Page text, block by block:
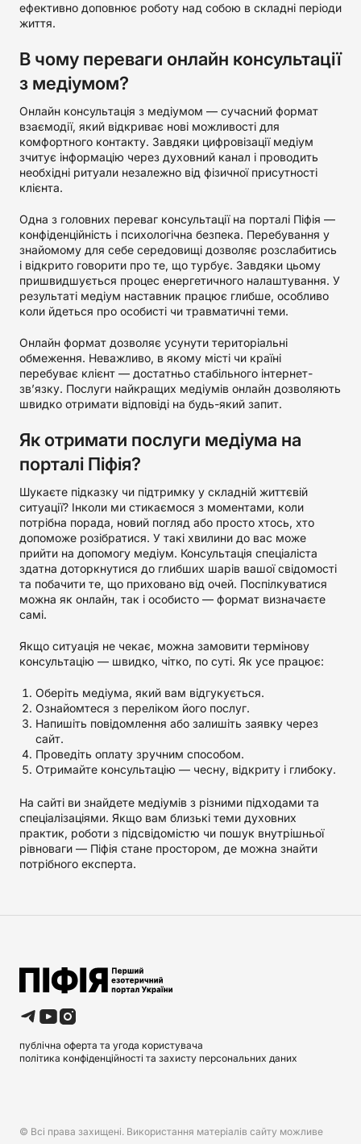
ефективно доповнює роботу над собою в складні періоди
життя.
В чому переваги онлайн консультації
з медіумом?
Онлайн консультація з медіумом — сучасний формат
взаємодії, який відкриває нові можливості для
комфортного контакту. Завдяки цифровізації медіум
зчитує інформацію через духовний канал і проводить
необхідні ритуали незалежно від фізичної присутності
клієнта.
Одна з головних переваг консультації на порталі Піфія —
конфіденційність і психологічна безпека. Перебування у
знайомому для себе середовищі дозволяє розслабитись
і відкрито говорити про те, що турбує. Завдяки цьому
пришвидшується процес енергетичного налаштування. У
результаті медіум наставник працює глибше, особливо
коли йдеться про особисті чи травматичні теми.
Онлайн формат дозволяє усунути територіальні
обмеження. Неважливо, в якому місті чи країні
перебуває клієнт — достатньо стабільного інтернет-
зв’язку. Послуги найкращих медіумів онлайн дозволяють
швидко отримати відповіді на будь-який запит.
Як отримати послуги медіума на
порталі Піфія?
Шукаєте підказку чи підтримку у складній життєвій
ситуації? Інколи ми стикаємося з моментами, коли
потрібна порада, новий погляд або просто хтось, хто
допоможе розібратися. У такі хвилини до вас може
прийти на допомогу медіум. Консультація спеціаліста
здатна доторкнутися до глибших шарів вашої свідомості
та побачити те, що приховано від очей. Поспілкуватися
можна як онлайн, так і особисто — формат визначаєте
самі.
Якщо ситуація не чекає, можна замовити термінову
консультацію — швидко, чітко, по суті. Як усе працює:
Оберіть медіума, який вам відгукується.
Ознайомтеся з переліком його послуг.
Напишіть повідомлення або залишіть заявку через
сайт.
Проведіть оплату зручним способом.
Отримайте консультацію — чесну, відкриту і глибоку.
На сайті ви знайдете медіумів з різними підходами та
спеціалізаціями. Якщо вам близькі теми духовних
практик, роботи з підсвідомістю чи пошук внутрішньої
рівноваги — Піфія стане простором, де можна знайти
потрібного експерта.
публічна оферта та угода користувача
політика конфіденційності та захисту персональних даних
© Всі права захищені. Використання матеріалів сайту можливе